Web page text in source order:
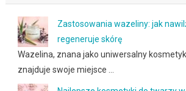
Zastosowania wazeliny: jak
regeneruje skórę
Wazelina, znana jako uniwersalny
znajduje swoje miejsce …